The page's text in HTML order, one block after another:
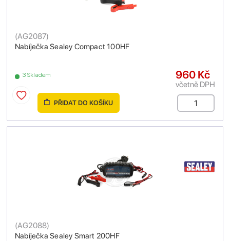
Nabíječka Sealey Compact 100HF
(AG2087)
3 Skladem 960 Kč
včetně DPH
PŘIDAT DO KOŠÍKU
Nabíječka Sealey Smart 200HF
(AG2088)